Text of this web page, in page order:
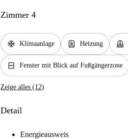
Zimmer 4
ac_unit Klimaanlage water_heater Heizung balcony
window_closed Fenster mit Blick auf Fußgängerzone
Zeige alles (12)
Detail
Energieausweis